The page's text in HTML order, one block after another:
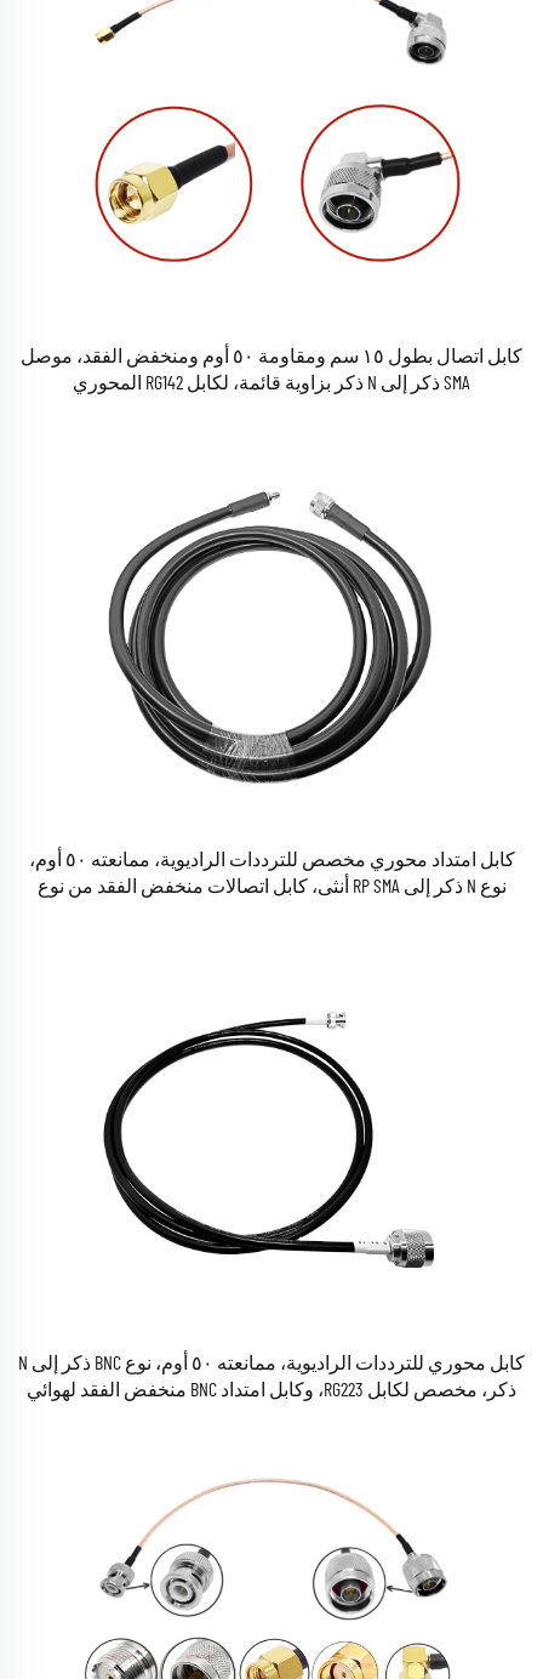
كابل اتصال بطول ١٥ سم ومقاومة ٥٠ أوم ومنخفض الفقد، موصل
SMA ذكر إلى N ذكر بزاوية قائمة، لكابل RG142 المحوري
كابل امتداد محوري مخصص للترددات الراديوية، ممانعته ٥٠ أوم،
نوع N ذكر إلى RP SMA أنثى، كابل اتصالات منخفض الفقد من نوع
كابل محوري للترددات الراديوية، ممانعته ٥٠ أوم، نوع BNC ذكر إلى N
ذكر، مخصص لكابل RG223، وكابل امتداد BNC منخفض الفقد لهوائي